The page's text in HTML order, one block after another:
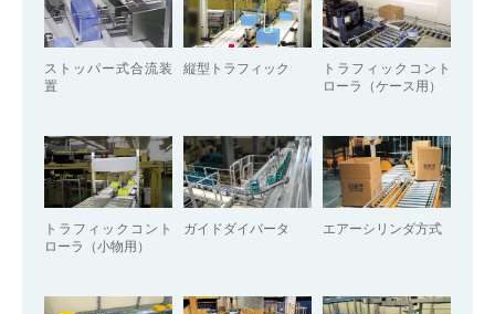
ストッパー式合流装
置
縦型トラフィック
トラフィックコント
ローラ（ケース用）
トラフィックコント
ローラ（小物用）
ガイドダイバータ エアーシリンダ方式